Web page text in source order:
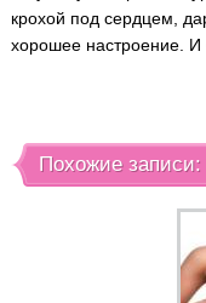
крохой под сердцем,
хорошее настроение. И
Похожие записи: